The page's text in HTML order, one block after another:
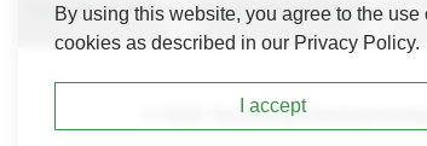
By using this website, you agree to the use
cookies as described in our Privacy Policy.
I accept
Webseite von Fitness Complete in Rednitzhembach
© 2026 Tennisclub